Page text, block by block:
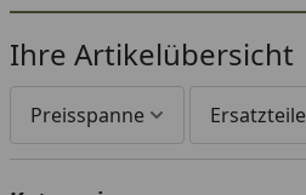
Ihre Artikelübersicht
Preisspanne